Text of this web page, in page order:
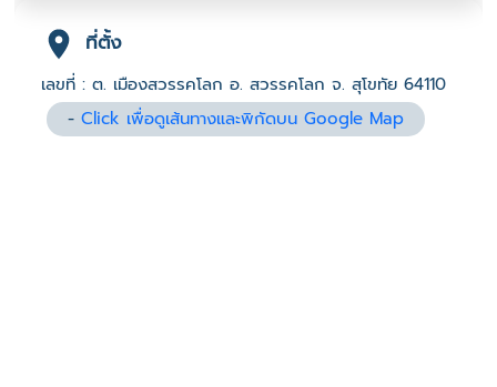
ที่ตั้ง
เลขที่ : ต. เมืองสวรรคโลก อ. สวรรคโลก จ. สุโขทัย 64110
-Click เพื่อดูเส้นทางและพิกัดบน Google Map